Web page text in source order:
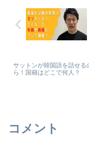
サットンが韓国語を話せる
ら！国籍はどこで何人？
コメント